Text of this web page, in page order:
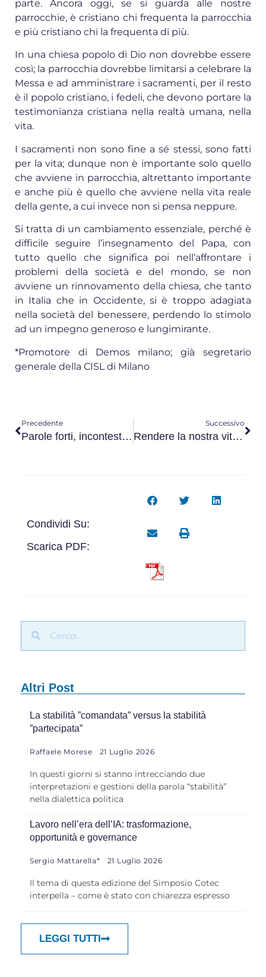
parte. Ancora oggi, se si guarda alle nostre
parrocchie, è cristiano chi frequenta la parrocchia
e più cristiano chi la frequenta di più.
In una chiesa popolo di Dio non dovrebbe essere
così; la parrocchia dovrebbe limitarsi a celebrare la
Messa e ad amministrare i sacramenti, per il resto
è il popolo cristiano, i fedeli, che devono portare la
testimonianza cristiana nella realtà umana, nella
vita.
I sacramenti non sono fine a sé stessi, sono fatti
per la vita; dunque non è importante solo quello
che avviene in parrocchia, altrettanto importante
e anche più è quello che avviene nella vita reale
della gente, a cui invece non si pensa neppure.
Si tratta di un cambiamento essenziale, perché è
difficile seguire l’insegnamento del Papa, con
tutto quello che significa poi nell’affrontare i
problemi della società e del mondo, se non
avviene un rinnovamento della chiesa, che tanto
in Italia che in Occidente, si è troppo adagiata
nella società del benessere, perdendo lo stimolo
ad un impegno generoso e lungimirante.
*Promotore di Demos milano; già segretario
generale della CISL di Milano
Precedente
Parole forti, incontestabili.
Successivo
Rendere la nostra vita “una bella avventura”
Condividi Su:
Scarica PDF:
Altri Post
La stabilità ”comandata” versus la stabilità
”partecipata”
Raffaele Morese 21 Luglio 2026
In questi giorni si stanno intrecciando due
interpretazioni e gestioni della parola “stabilità”
nella dialettica politica
Lavoro nell’era dell’IA: trasformazione,
opportunità e governance
Sergio Mattarella* 21 Luglio 2026
Il tema di questa edizione del Simposio Cotec
interpella – come è stato con chiarezza espresso
LEGGI TUTTI